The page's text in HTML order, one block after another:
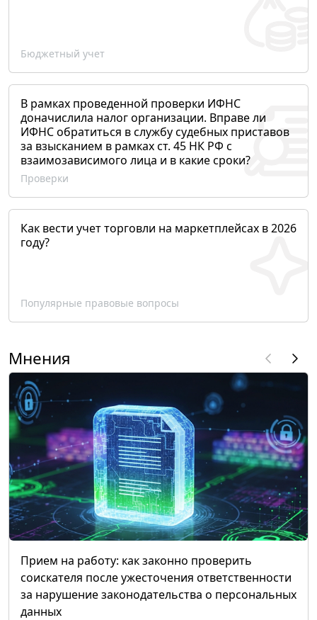
Бюджетный учет
В рамках проведенной проверки ИФНС
доначислила налог организации. Вправе ли
ИФНС обратиться в службу судебных приставов
за взысканием в рамках ст. 45 НК РФ с
взаимозависимого лица и в какие сроки?
Проверки
Как вести учет торговли на маркетплейсах в 2026
году?
Популярные правовые вопросы
Мнения
Прием на работу: как законно проверить
соискателя после ужесточения ответственности
за нарушение законодательства о персональных
данных